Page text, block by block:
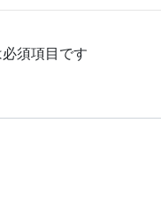
須項目です